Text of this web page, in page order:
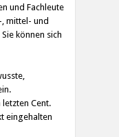
und Fachleute
mittel- und
können sich
Cent.
eingehalten